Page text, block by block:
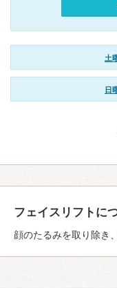
土
日
フェイスリフトに
顔のたるみを取り除き